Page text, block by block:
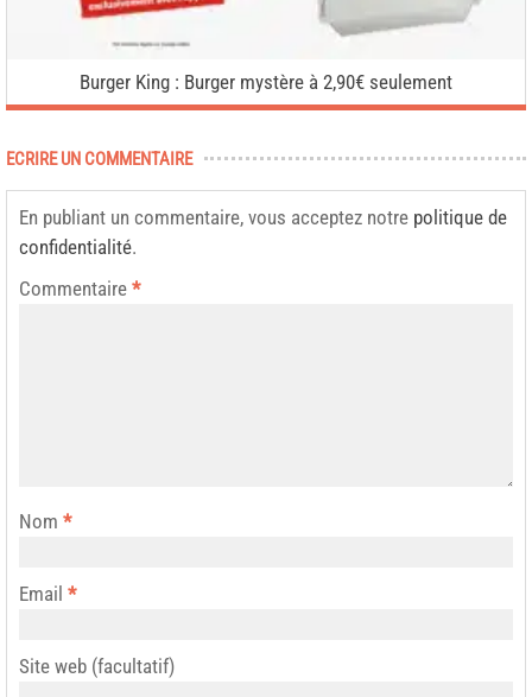
Burger King : Burger mystère à 2,90€ seulement
ECRIRE UN COMMENTAIRE
En publiant un commentaire, vous acceptez notre politique de
confidentialité.
Commentaire *
Nom *
Email *
Site web (facultatif)